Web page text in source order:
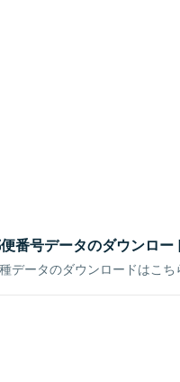
番号データのダウンロー
データのダウンロードはこち